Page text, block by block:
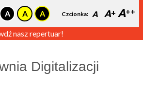
Czcionka: A A A
nasz repertuar!
Digitalizacji